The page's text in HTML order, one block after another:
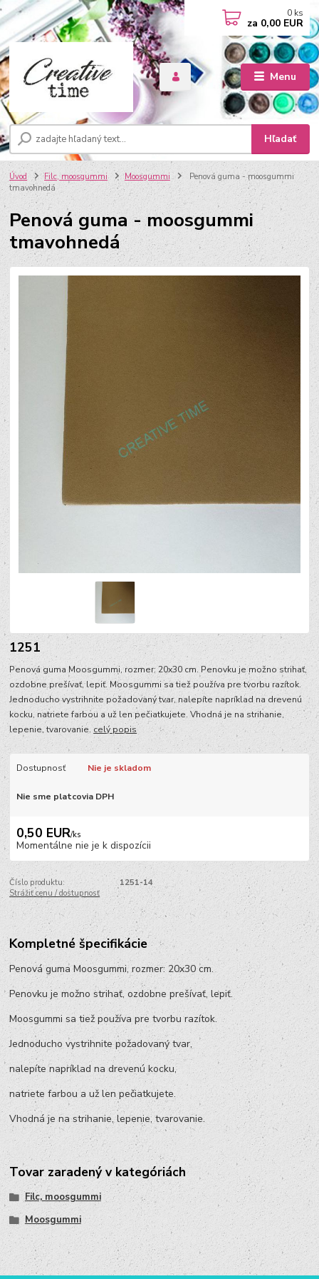
Menu
Hľadať
0 ks
za 0,00 EUR
Úvod Filc, moosgummi Moosgummi
Penová guma - moosgummi
tmavohnedá
Penová guma - moosgummi
tmavohnedá
1251
Penová guma Moosgummi, rozmer: 20x30 cm. Penovku je možno strihať,
ozdobne prešívať, lepiť. Moosgummi sa tiež používa pre tvorbu razítok.
Jednoducho vystrihnite požadovaný tvar, nalepíte napríklad na drevenú
kocku, natriete farbou a už len pečiatkujete. Vhodná je na strihanie,
lepenie, tvarovanie. celý popis
Dostupnosť Nie je skladom
Nie sme platcovia DPH
0,50 EUR/ks
Momentálne nie je k dispozícii
Číslo produktu:
1251-14
Strážiť cenu / dostupnosť
Kompletné špecifikácie
Penová guma Moosgummi, rozmer: 20x30 cm.
Penovku je možno strihať, ozdobne prešívať, lepiť.
Moosgummi sa tiež používa pre tvorbu razítok.
Jednoducho vystrihnite požadovaný tvar,
nalepíte napríklad na drevenú kocku,
natriete farbou a už len pečiatkujete.
Vhodná je na strihanie, lepenie, tvarovanie.
Tovar zaradený v kategóriách
Filc, moosgummi
Moosgummi